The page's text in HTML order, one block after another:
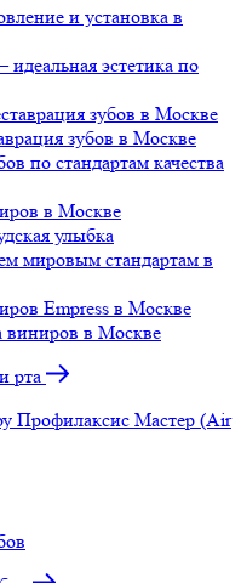
и установка в
идеальная эстетика по
зубов в Москве
зубов в Москве
по стандартам качества
в Москве
улыбка
мировым стандартам в
Empress в Москве
виниров в Москве
рта
Профилаксис Мастер (Air